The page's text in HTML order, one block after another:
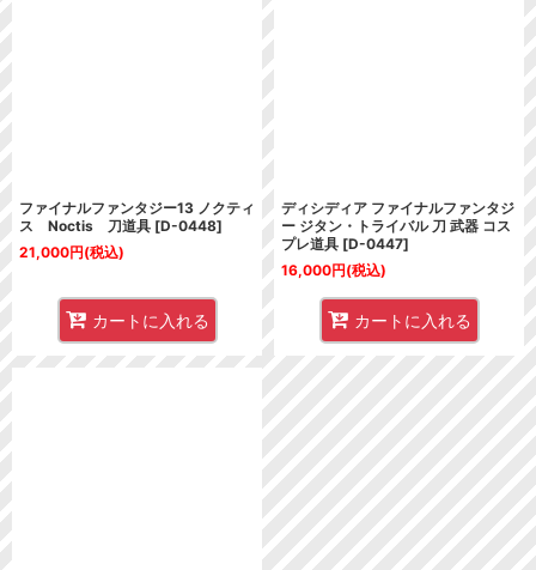
ファイナルファンタジー13 ノクティ
ス Noctis 刀道具 [D-0448]
21,000円(税込)
カートに入れる
ディシディア ファイナルファンタジ
ー ジタン・トライバル 刀 武器 コス
プレ道具 [D-0447]
16,000円(税込)
カートに入れる